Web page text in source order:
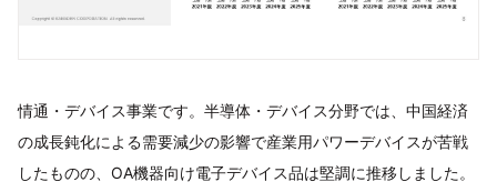
情通・デバイス事業です。半導体・デバイス分野では、中国経済
の成長鈍化による需要減少の影響で産業用パワーデバイスが苦戦
したものの、OA機器向け電子デバイス品は堅調に推移しました。